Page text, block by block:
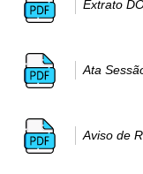
Extrato
Ata
Aviso de